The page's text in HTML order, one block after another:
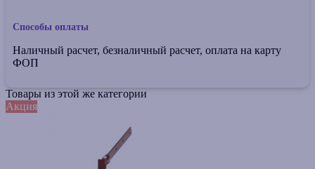
Способы оплаты
Наличный расчет, безналичный расчет, оплата на карту
ФОП
Товары из этой же категории
Акция